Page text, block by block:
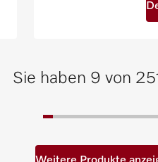
Sie haben 9 von